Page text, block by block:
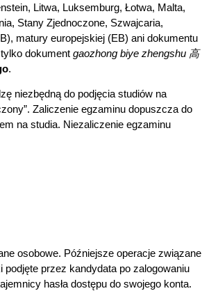
Litwa, Luksemburg, Łotwa, Malta,
Stany Zjednoczone, Szwajcaria,
matury europejskiej (EB) ani dokumentu
dokument gaozhong biye zhengshu 高
.
niezbędną do podjęcia studiów na
Zaliczenie egzaminu dopuszcza do
na studia. Niezaliczenie egzaminu
osobowe. Późniejsze operacje związane
przez kandydata po zalogowaniu
hasła dostępu do swojego konta.